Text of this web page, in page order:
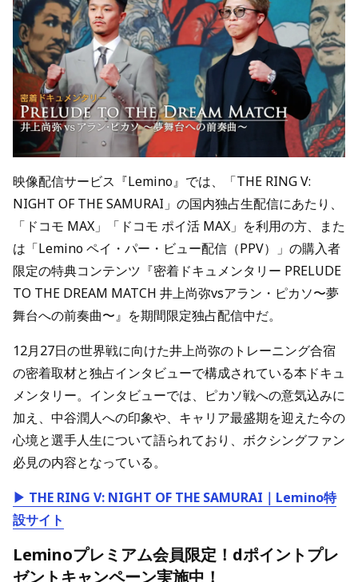
映像配信サービス『Lemino』では、「THE RING V:
NIGHT OF THE SAMURAI」の国内独占生配信にあたり、
「ドコモ MAX」「ドコモ ポイ活 MAX」を利用の方、また
は「Lemino ペイ・パー・ビュー配信（PPV）」の購入者
限定の特典コンテンツ『密着ドキュメンタリー PRELUDE
TO THE DREAM MATCH 井上尚弥vsアラン・ピカソ〜夢
舞台への前奏曲〜』を期間限定独占配信中だ。
12月27日の世界戦に向けた井上尚弥のトレーニング合宿
の密着取材と独占インタビューで構成されている本ドキュ
メンタリー。インタビューでは、ピカソ戦への意気込みに
加え、中谷潤人への印象や、キャリア最盛期を迎えた今の
心境と選手人生について語られており、ボクシングファン
必見の内容となっている。
▶ THE RING V: NIGHT OF THE SAMURAI｜Lemino特
設サイト
Leminoプレミアム会員限定！dポイントプレ
ゼントキャンペーン実施中！